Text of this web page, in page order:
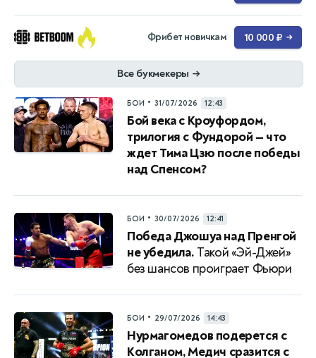
Фрибет новичкам 10 000 ₽ →
Все букмекеры →
БОИ • 31/07/2026 12:43
Бой века с Кроуфордом,
трилогия с Фундорой — что
ждет Тима Цзю после победы
над Спенсом?
БОИ • 30/07/2026 12:41
Победа Джошуа над Пренгой
не убедила. Такой «Эй-Джей»
без шансов проиграет Фьюри
БОИ • 29/07/2026 14:43
Нурмагомедов подерется с
Колганом, Медич сразится с